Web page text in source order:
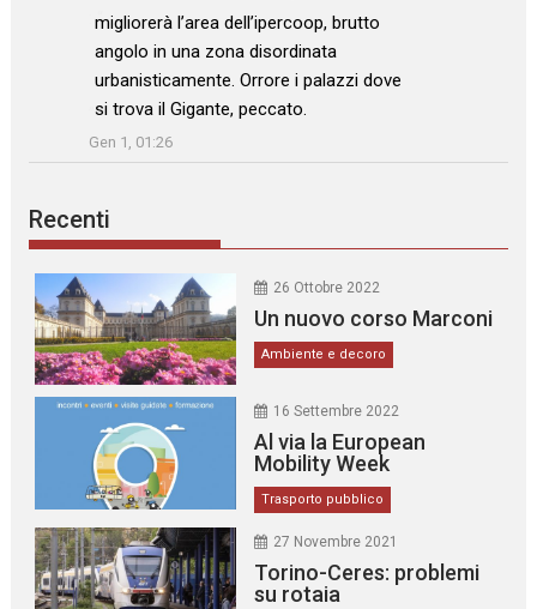
: “
migliorerà l’area dell’ipercoop, brutto
angolo in una zona disordinata
urbanisticamente. Orrore i palazzi dove
si trova il Gigante, peccato.
”
Gen 1, 01:26
Recenti
26 Ottobre 2022
Un nuovo corso Marconi
Ambiente e decoro
16 Settembre 2022
Al via la European
Mobility Week
Trasporto pubblico
27 Novembre 2021
Torino-Ceres: problemi
su rotaia